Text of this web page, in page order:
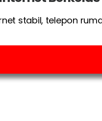
stabil, telepon